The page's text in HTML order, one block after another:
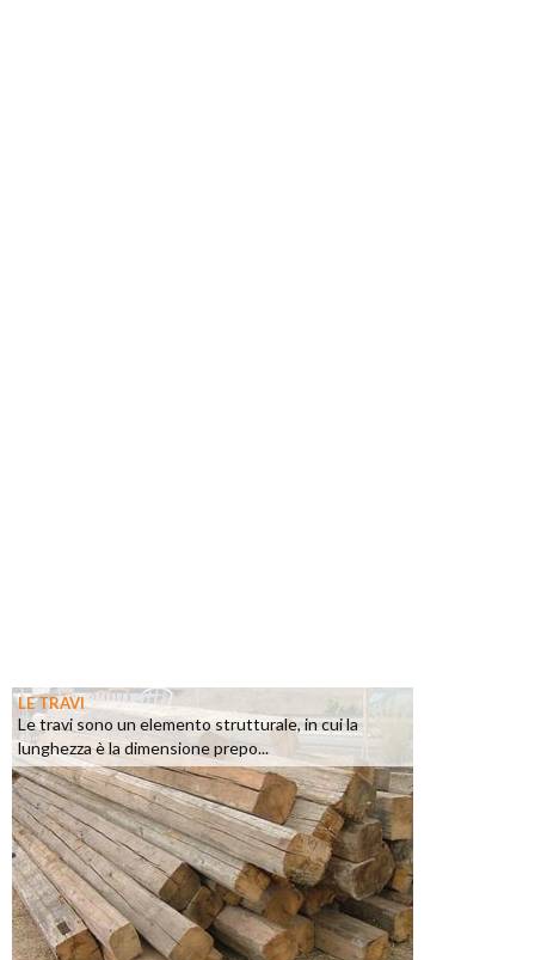
LE TRAVI
Le travi sono un elemento strutturale, in cui la
lunghezza è la dimensione prepo...